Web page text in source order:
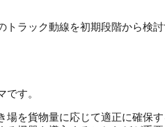
ラック動線を初期段階から検討
す。
を貨物量に応じて適正に確保